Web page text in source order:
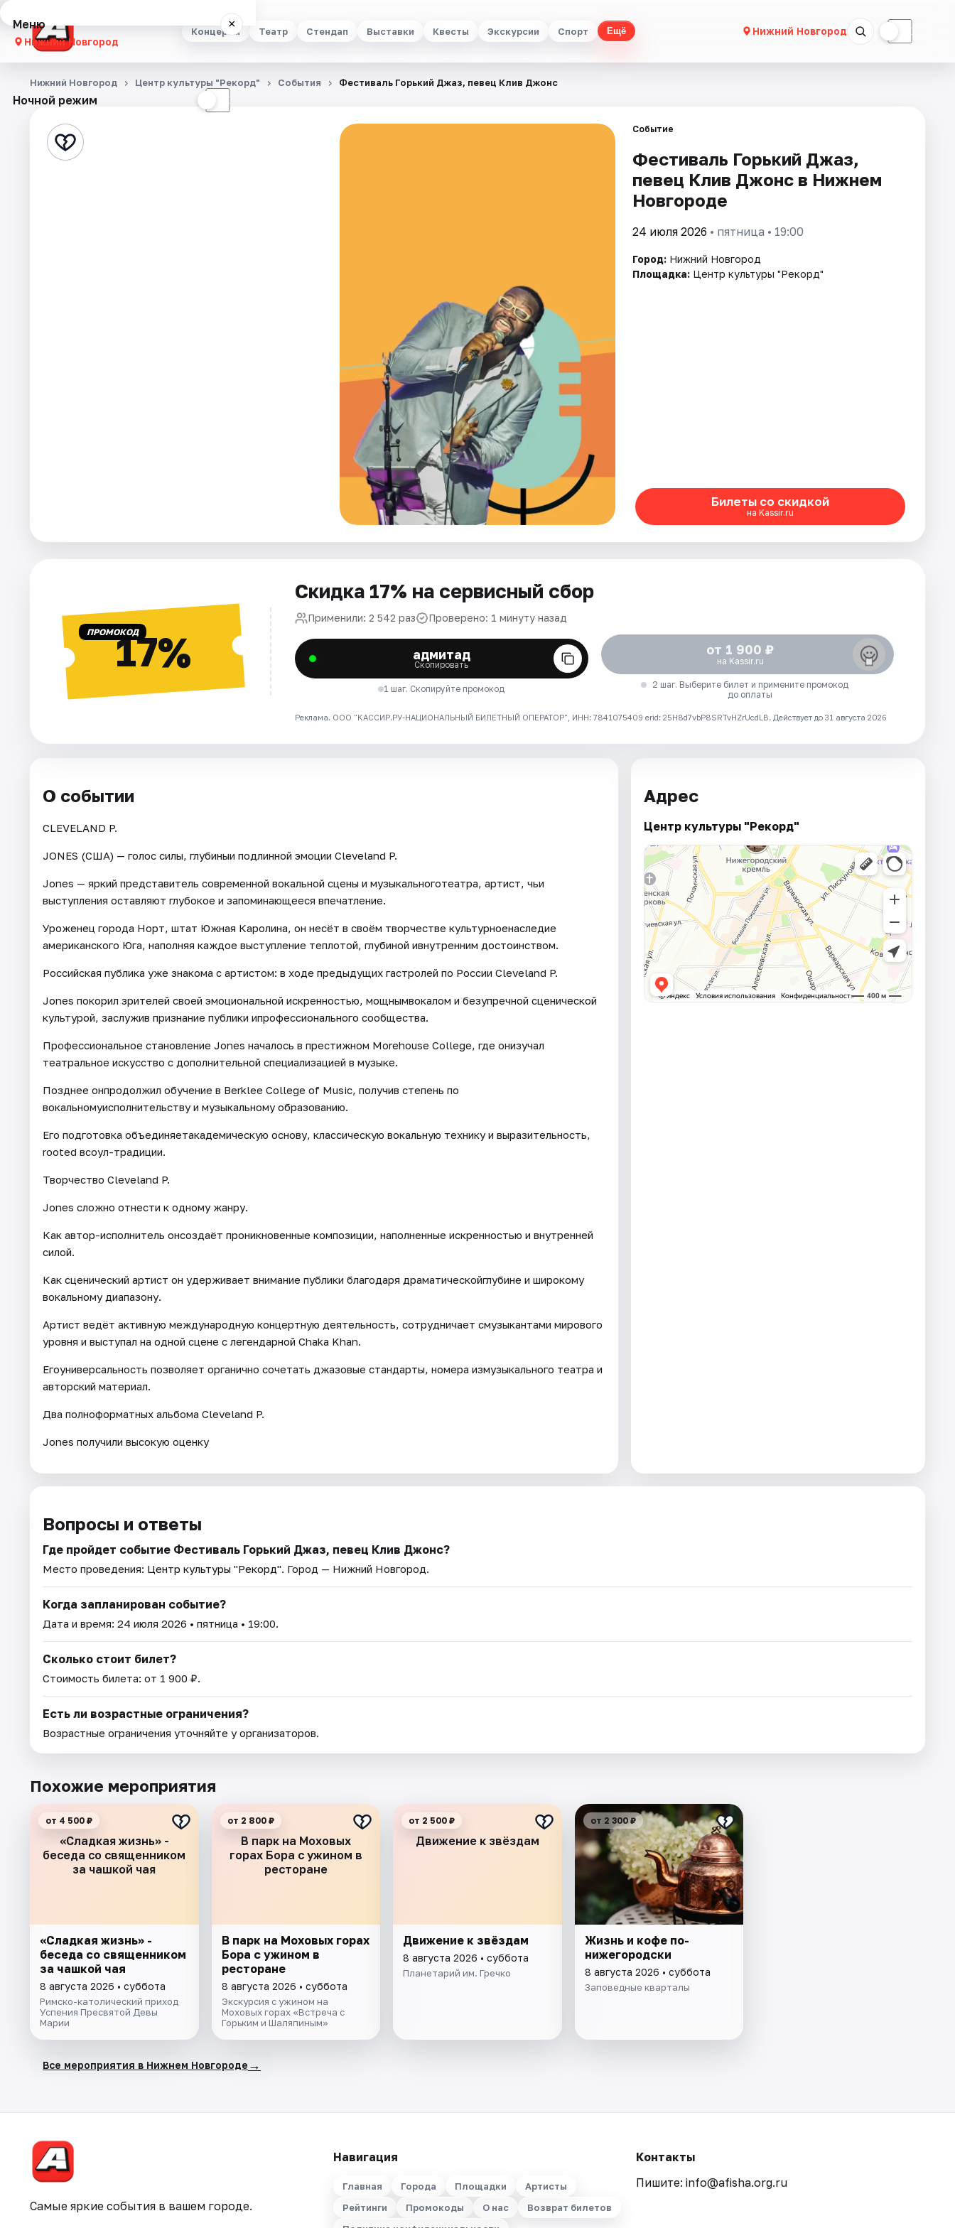
Концерты Театр Стендап Выставки Квесты Экскурсии Спорт Ещё Нижний Новгород ☾
Меню ×
Нижний Новгород
Концерты
Стендап
Ночной режим ☾
Нижний Новгород Центр культуры "Рекорд" События Фестиваль Горький Джаз, певец Клив Джонс
Событие
Фестиваль Горький Джаз,
певец Клив Джонс в Нижнем
Новгороде
24 июля 2026 • пятница • 19:00
Город: Нижний Новгород
Площадка: Центр культуры "Рекорд"
Билеты со скидкой
на Kassir.ru
ПРОМОКОД17%
Скидка 17% на сервисный сбор
Применили: 2 542 раз Проверено: 1 минуту назад
адмитад
Скопировать
1 шаг. Скопируйте промокод
от 1 900 ₽
на Kassir.ru
2 шаг. Выберите билет и примените промокод
до оплаты
Реклама. ООО "КАССИР.РУ-НАЦИОНАЛЬНЫЙ БИЛЕТНЫЙ ОПЕРАТОР", ИНН: 7841075409 erid: 25H8d7vbP8SRTvHZrUcdLB. Действует до 31 августа 2026
О событии
CLEVELAND P.
JONES (США) — голос силы, глубиныи подлинной эмоции Cleveland P.
Jones — яркий представитель современной вокальной сцены и музыкальноготеатра, артист, чьи
выступления оставляют глубокое и запоминающееся впечатление.
Уроженец города Норт, штат Южная Каролина, он несёт в своём творчестве культурноенаследие
американского Юга, наполняя каждое выступление теплотой, глубиной ивнутренним достоинством.
Российская публика уже знакома с артистом: в ходе предыдущих гастролей по России Cleveland P.
Jones покорил зрителей своей эмоциональной искренностью, мощнымвокалом и безупречной сценической
культурой, заслужив признание публики ипрофессионального сообщества.
Профессиональное становление Jones началось в престижном Morehouse College, где онизучал
театральное искусство с дополнительной специализацией в музыке.
Позднее онпродолжил обучение в Berklee College of Music, получив степень по
вокальномуисполнительству и музыкальному образованию.
Его подготовка объединяетакадемическую основу, классическую вокальную технику и выразительность,
rooted всоул-традиции.
Творчество Cleveland P.
Jones сложно отнести к одному жанру.
Как автор-исполнитель онсоздаёт проникновенные композиции, наполненные искренностью и внутренней
силой.
Как сценический артист он удерживает внимание публики благодаря драматическойглубине и широкому
вокальному диапазону.
Артист ведёт активную международную концертную деятельность, сотрудничает смузыкантами мирового
уровня и выступал на одной сцене с легендарной Chaka Khan.
Егоуниверсальность позволяет органично сочетать джазовые стандарты, номера измузыкального театра и
авторский материал.
Два полноформатных альбома Cleveland P.
Jones получили высокую оценку
Адрес
Центр культуры "Рекорд"
Вопросы и ответы
Где пройдет событие Фестиваль Горький Джаз, певец Клив Джонс?
Место проведения: Центр культуры "Рекорд". Город — Нижний Новгород.
Когда запланирован событие?
Дата и время: 24 июля 2026 • пятница • 19:00.
Сколько стоит билет?
Стоимость билета: от 1 900 ₽.
Есть ли возрастные ограничения?
Возрастные ограничения уточняйте у организаторов.
Похожие мероприятия
«Сладкая жизнь» -
беседа со священником
за чашкой чая
от 4 500 ₽
«Сладкая жизнь» -
беседа со священником
за чашкой чая
8 августа 2026 • суббота
Римско-католический приход
Успения Пресвятой Девы
Марии
В парк на Моховых
горах Бора с ужином в
ресторане
от 2 800 ₽
В парк на Моховых горах
Бора с ужином в
ресторане
8 августа 2026 • суббота
Экскурсия с ужином на
Моховых горах «Встреча с
Горьким и Шаляпиным»
Движение к звёздам
от 2 500 ₽
Движение к звёздам
8 августа 2026 • суббота
Планетарий им. Гречко
от 2 300 ₽
Жизнь и кофе по-
нижегородски
8 августа 2026 • суббота
Заповедные кварталы
Все мероприятия в Нижнем Новгороде →
Самые яркие события в вашем городе.
Навигация
Главная Города Площадки
Артисты
Рейтинги
Промокоды О нас
Возврат билетов
Контакты
Пишите: info@afisha.org.ru